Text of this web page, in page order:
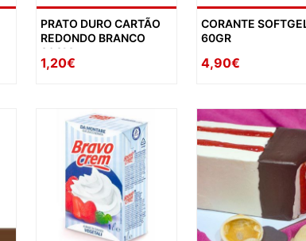
PRATO DURO CARTÃO
REDONDO BRANCO
30CM
1,20€
CORANTE
60GR
4,90€